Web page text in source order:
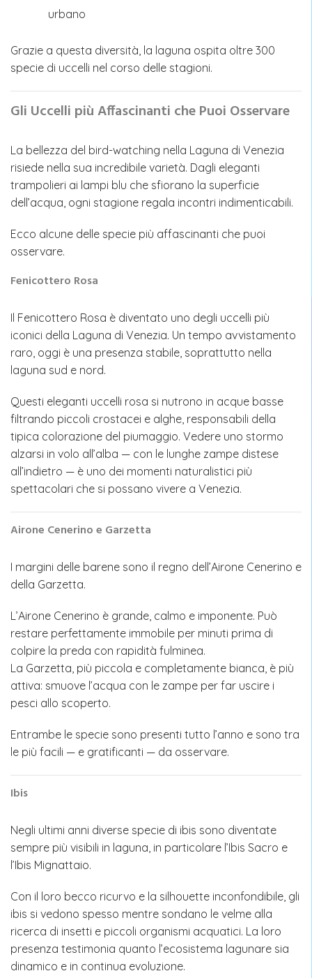
urbano
Grazie a questa diversità, la laguna ospita oltre 300
specie di uccelli nel corso delle stagioni.
Gli Uccelli più Affascinanti che Puoi Osservare
La bellezza del bird-watching nella Laguna di Venezia
risiede nella sua incredibile varietà. Dagli eleganti
trampolieri ai lampi blu che sfiorano la superficie
dell’acqua, ogni stagione regala incontri indimenticabili.
Ecco alcune delle specie più affascinanti che puoi
osservare.
Fenicottero Rosa
Il Fenicottero Rosa è diventato uno degli uccelli più
iconici della Laguna di Venezia. Un tempo avvistamento
raro, oggi è una presenza stabile, soprattutto nella
laguna sud e nord.
Questi eleganti uccelli rosa si nutrono in acque basse
filtrando piccoli crostacei e alghe, responsabili della
tipica colorazione del piumaggio. Vedere uno stormo
alzarsi in volo all’alba — con le lunghe zampe distese
all’indietro — è uno dei momenti naturalistici più
spettacolari che si possano vivere a Venezia.
Airone Cenerino e Garzetta
I margini delle barene sono il regno dell’Airone Cenerino e
della Garzetta.
L’Airone Cenerino è grande, calmo e imponente. Può
restare perfettamente immobile per minuti prima di
colpire la preda con rapidità fulminea.
La Garzetta, più piccola e completamente bianca, è più
attiva: smuove l’acqua con le zampe per far uscire i
pesci allo scoperto.
Entrambe le specie sono presenti tutto l’anno e sono tra
le più facili — e gratificanti — da osservare.
Ibis
Negli ultimi anni diverse specie di ibis sono diventate
sempre più visibili in laguna, in particolare l’Ibis Sacro e
l’Ibis Mignattaio.
Con il loro becco ricurvo e la silhouette inconfondibile, gli
ibis si vedono spesso mentre sondano le velme alla
ricerca di insetti e piccoli organismi acquatici. La loro
presenza testimonia quanto l’ecosistema lagunare sia
dinamico e in continua evoluzione.